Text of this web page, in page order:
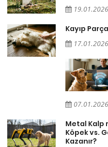
19.01.2026
Kayıp
17.01.2026
07.01.2026
Metal Kalp
Köpek vs.
Kazanır?